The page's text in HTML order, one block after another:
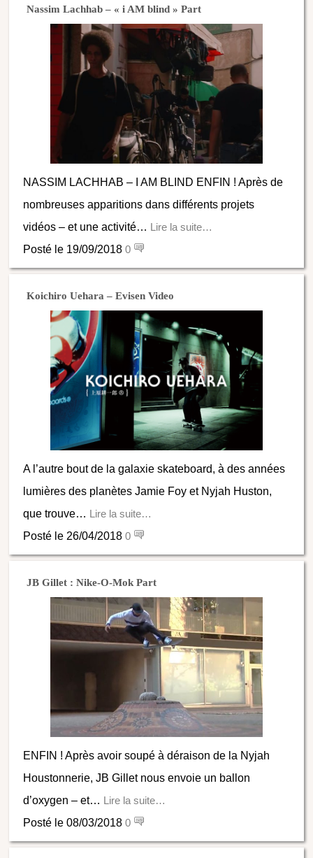
Nassim Lachhab – « i AM blind » Part
NASSIM LACHHAB – I AM BLIND ENFIN ! Après de
nombreuses apparitions dans différents projets
vidéos – et une activité… Lire la suite…
Posté le 19/09/2018 0
Koichiro Uehara – Evisen Video
A l’autre bout de la galaxie skateboard, à des années
lumières des planètes Jamie Foy et Nyjah Huston,
que trouve… Lire la suite…
Posté le 26/04/2018 0
JB Gillet : Nike-O-Mok Part
ENFIN ! Après avoir soupé à déraison de la Nyjah
Houstonnerie, JB Gillet nous envoie un ballon
d’oxygen – et… Lire la suite…
Posté le 08/03/2018 0